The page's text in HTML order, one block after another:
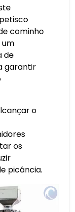
cominho
um
de
garantir
o
os
picância.